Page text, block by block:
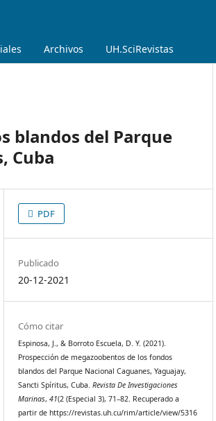
Archivos UH.SciRevistas
blandos del Parque
Cuba
PDF
Publicado
20-12-2021
Cómo citar
Espinosa, J., & Borroto Escuela, D. Y. (2021).
Prospección de megazoobentos de los fondos
blandos del Parque Nacional Caguanes, Yaguajay,
Sancti Spíritus, Cuba.Revista De Investigaciones
Marinas,41(2 (Especial 3), 71–82. Recuperado a
partir de https://revistas.uh.cu/rim/article/view/5316